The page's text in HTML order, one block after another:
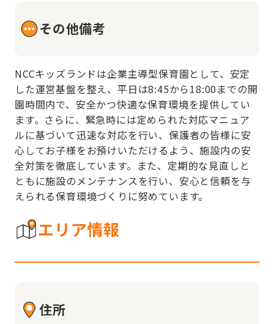
その他備考
NCCキッズランドは企業主導型保育園として、安定
した運営基盤を整え、平日は8:45から18:00までの開
園時間内で、安全かつ快適な保育環境を提供してい
ます。さらに、緊急時には定められた対応マニュア
ルに基づいて迅速な対応を行い、保護者の皆様に安
心してお子様をお預けいただけるよう、施設内の安
全対策を徹底しています。また、定期的な見直しと
ともに施設のメンテナンスを行い、安心と信頼を与
えられる保育環境づくりに努めています。
エリア情報
住所